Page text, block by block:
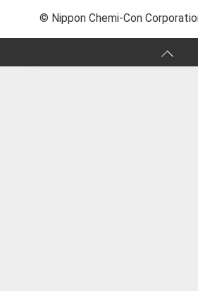
© Nippon Chemi-Con